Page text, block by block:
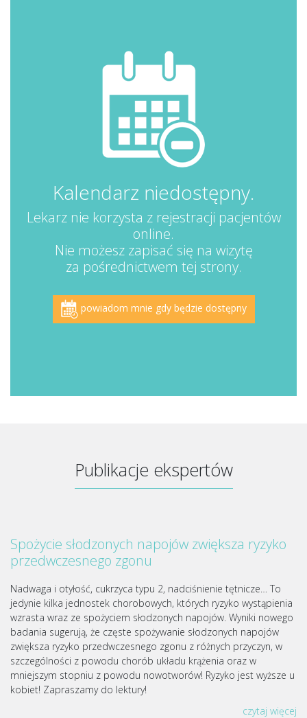
Kalendarz niedostępny.
Lekarz nie korzysta z rejestracji pacjentów
online.
Nie możesz zapisać się na wizytę
za pośrednictwem tej strony.
powiadom mnie gdy będzie dostępny
Publikacje ekspertów
Spożycie słodzonych napojów zwiększa ryzyko
przedwczesnego zgonu
Nadwaga i otyłość, cukrzyca typu 2, nadciśnienie tętnicze… To
jedynie kilka jednostek chorobowych, których ryzyko wystąpienia
wzrasta wraz ze spożyciem słodzonych napojów. Wyniki nowego
badania sugerują, że częste spożywanie słodzonych napojów
zwiększa ryzyko przedwczesnego zgonu z różnych przyczyn, w
szczególności z powodu chorób układu krążenia oraz w
mniejszym stopniu z powodu nowotworów! Ryzyko jest wyższe u
kobiet! Zapraszamy do lektury!
czytaj więcej